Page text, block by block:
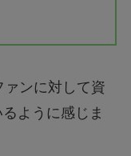
ンに対して資
ように感じま